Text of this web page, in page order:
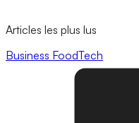
Articles les plus lus
Business FoodTech